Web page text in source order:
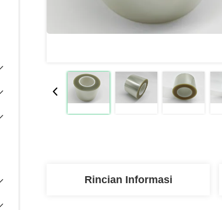
Rincian Informasi